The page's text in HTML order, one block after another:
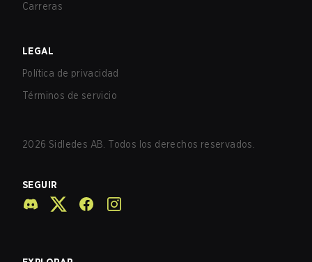
Carreras
LEGAL
Política de privacidad
Términos de servicio
2026 Sidledes AB. Todos los derechos reservados.
SEGUIR